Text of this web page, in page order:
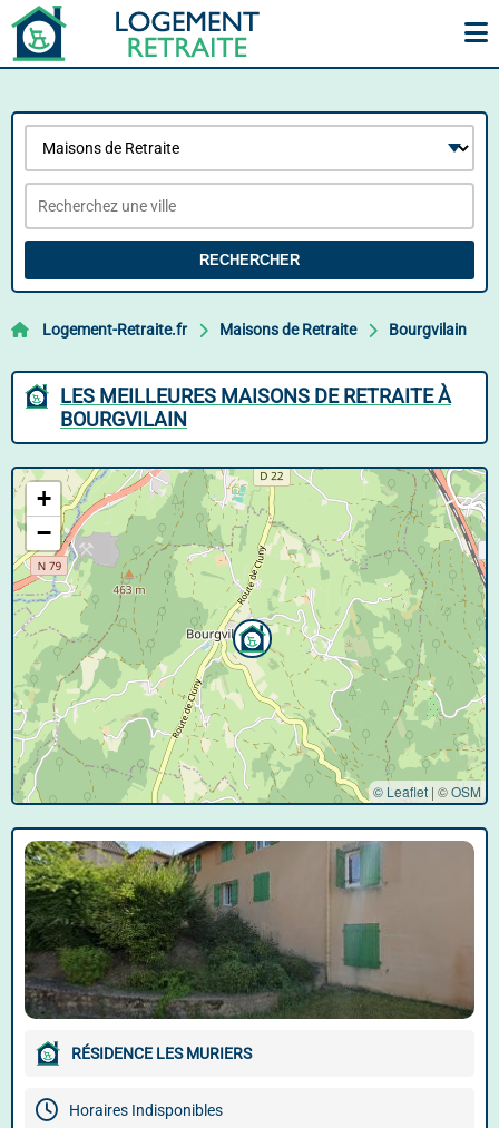
RECHERCHER
Logement-Retraite.fr Maisons de Retraite Bourgvilain
LES MEILLEURES MAISONS DE RETRAITE À
BOURGVILAIN
+
−
© Leaflet | ©OSM
RÉSIDENCE LES MURIERS
Horaires Indisponibles